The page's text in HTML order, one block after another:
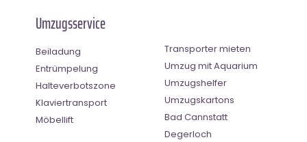
Umzugsservice
Beiladung
Entrümpelung
Halteverbotszone
Klaviertransport
Möbellift
Transporter mieten
Umzug mit Aquarium
Umzugshelfer
Umzugskartons
Bad Cannstatt
Degerloch